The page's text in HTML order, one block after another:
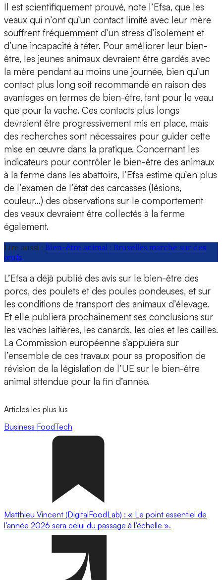
Il est scientifiquement prouvé, note l’Efsa, que les
veaux qui n’ont qu’un contact limité avec leur mère
souffrent fréquemment d’un stress d’isolement et
d’une incapacité à téter. Pour améliorer leur bien-
être, les jeunes animaux devraient être gardés avec
la mère pendant au moins une journée, bien qu’un
contact plus long soit recommandé en raison des
avantages en termes de bien-être, tant pour le veau
que pour la vache. Ces contacts plus longs
devraient être progressivement mis en place, mais
des recherches sont nécessaires pour guider cette
mise en œuvre dans la pratique. Concernant les
indicateurs pour contrôler le bien-être des animaux
à la ferme dans les abattoirs, l’Efsa estime qu’en plus
de l’examen de l’état des carcasses (lésions,
couleur…) des observations sur le comportement
des veaux devraient être collectés à la ferme
également.
Lire aussi : Bien-être animal : Bruxelles marche sur des
œufs
L’Efsa a déjà publié des avis sur le bien-être des
porcs, des poulets et des poules pondeuses, et sur
les conditions de transport des animaux d’élevage.
Et elle publiera prochainement ses conclusions sur
les vaches laitières, les canards, les oies et les cailles.
La Commission européenne s’appuiera sur
l’ensemble de ces travaux pour sa proposition de
révision de la législation de l’UE sur le bien-être
animal attendue pour la fin d’année.
Articles les plus lus
Business FoodTech
Matthieu Vincent (DigitalFoodLab) : « Le point essentiel de
l’année 2026 sera celui du passage à l’échelle ».